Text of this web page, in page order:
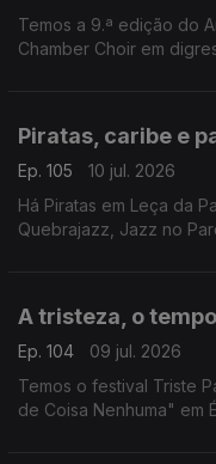
Temos a 9.ª edição do
Chamber Choir em
Piratas, caribe e
Ep. 105
10 jul. 2026
Há Piratas em Leça da
Quebrajazz, Jazz no
A tristeza, o
Ep. 104
09 jul. 2026
Temos o festival Triste
de Coisa Nenhuma" em